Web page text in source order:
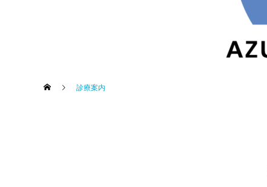
診療案内